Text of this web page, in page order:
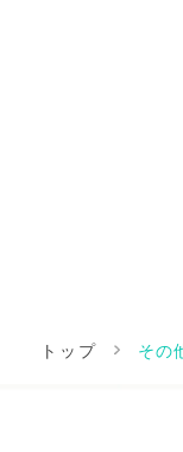
トップ その